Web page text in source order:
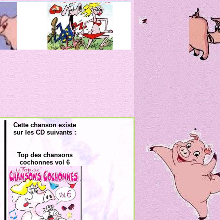
Cette chanson existe
sur les CD suivants :
Top des chansons
cochonnes vol 6